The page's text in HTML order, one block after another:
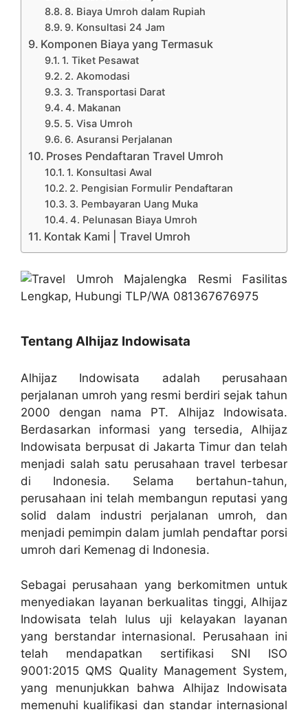
8. Biaya Umroh dalam Rupiah
9. Konsultasi 24 Jam
Komponen Biaya yang Termasuk
1. Tiket Pesawat
2. Akomodasi
3. Transportasi Darat
4. Makanan
5. Visa Umroh
6. Asuransi Perjalanan
Proses Pendaftaran Travel Umroh
1. Konsultasi Awal
2. Pengisian Formulir Pendaftaran
3. Pembayaran Uang Muka
4. Pelunasan Biaya Umroh
Kontak Kami | Travel Umroh
Tentang Alhijaz Indowisata
Alhijaz Indowisata adalah perusahaan
perjalanan umroh yang resmi berdiri sejak tahun
2000 dengan nama PT. Alhijaz Indowisata.
Berdasarkan informasi yang tersedia, Alhijaz
Indowisata berpusat di Jakarta Timur dan telah
menjadi salah satu perusahaan travel terbesar
di Indonesia. Selama bertahun-tahun,
perusahaan ini telah membangun reputasi yang
solid dalam industri perjalanan umroh, dan
menjadi pemimpin dalam jumlah pendaftar porsi
umroh dari Kemenag di Indonesia.
Sebagai perusahaan yang berkomitmen untuk
menyediakan layanan berkualitas tinggi, Alhijaz
Indowisata telah lulus uji kelayakan layanan
yang berstandar internasional. Perusahaan ini
telah mendapatkan sertifikasi SNI ISO
9001:2015 QMS Quality Management System,
yang menunjukkan bahwa Alhijaz Indowisata
memenuhi kualifikasi dan standar internasional